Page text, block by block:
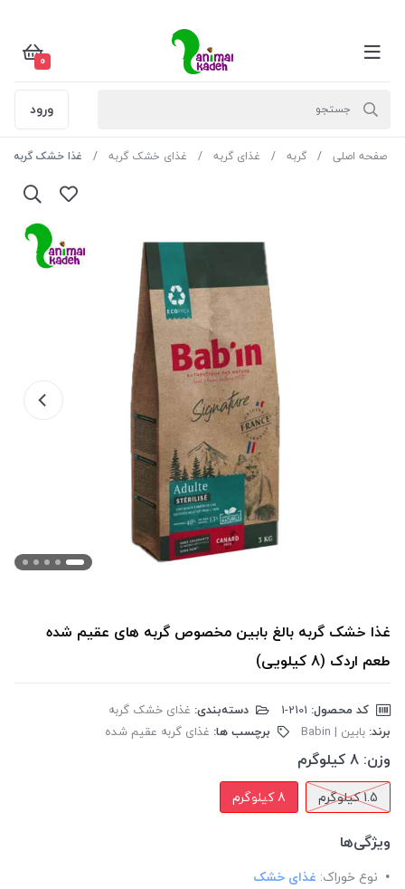
0
ورود
صفحه اصلی گربه غذای گربه غذای خشک گربه غذا خشک گربه
غذا خشک گربه بالغ بابین مخصوص گربه های عقیم شده
طعم اردک (8 کیلویی)
کد محصول: دسته‌بندی: غذای خشک گربه
برند: بابین | Babin برچسب ها: غذای گربه عقیم شده
وزن: 8 کیلوگرم
1.5 کیلوگرم 8 کیلوگرم
ویژگی‌ها
نوع خوراک: غذای خشک